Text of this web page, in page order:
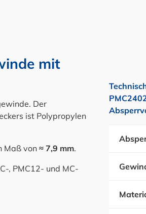
mit
Der
ist Polypropylen
Maß von ≈ 7,9 mm.
, PMC12- und MC-